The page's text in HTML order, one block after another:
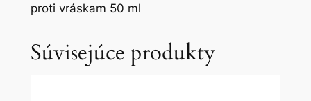
proti vráskam 50 ml
Súvisejúce produkty